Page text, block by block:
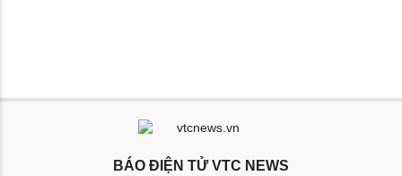
BÁO ĐIỆN TỬ VTC NEWS